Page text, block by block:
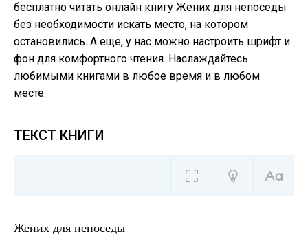
бесплатно читать онлайн книгу Жених для непоседы
без необходимости искать место, на котором
остановились. А еще, у нас можно настроить шрифт и
фон для комфортного чтения. Наслаждайтесь
любимыми книгами в любое время и в любом
месте.
ТЕКСТ КНИГИ
Жених для непоседы